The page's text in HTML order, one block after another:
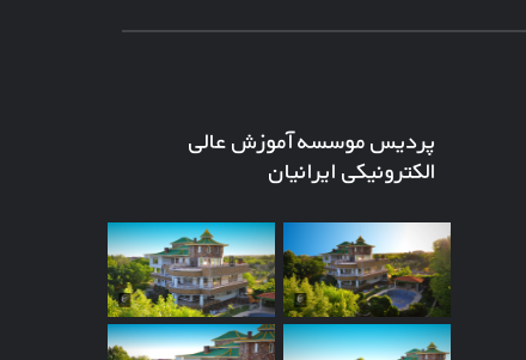
پردیس موسسه آموزش عالی
الکترونیکی ایرانیان